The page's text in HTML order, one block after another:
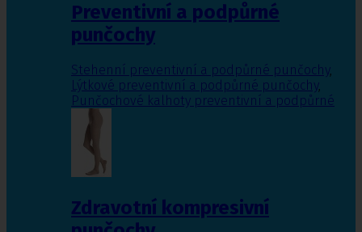
Preventivní a podpůrné
punčochy
Stehenní preventivní a podpůrné punčochy,
Lýtkové preventivní a podpůrné punčochy,
Punčochové kalhoty preventivní a podpůrné
Zdravotní kompresivní